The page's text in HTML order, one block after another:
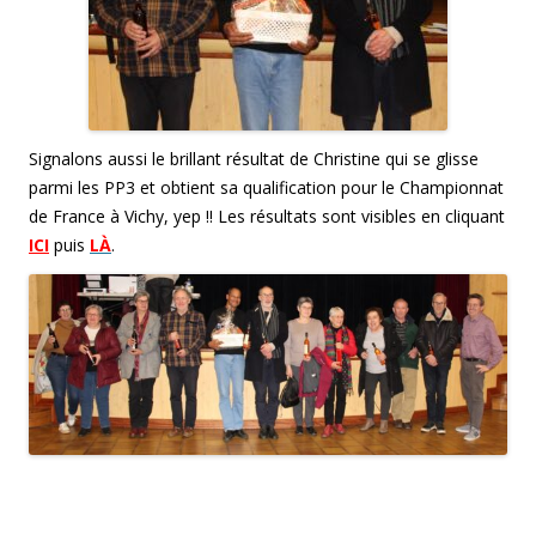
Signalons aussi le brillant résultat de Christine qui se glisse
parmi les PP3 et obtient sa qualification pour le Championnat
de France à Vichy, yep !! Les résultats sont visibles en cliquant
ICI puis LÀ.